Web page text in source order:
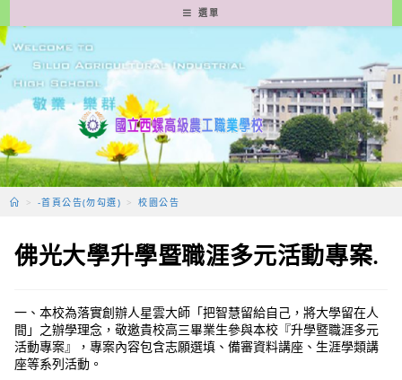
轉
至
要
容
選單
> -首頁公告(勿勾選) > 校園公告
佛光大學升學暨職涯多元活動專案.
一、本校為落實創辦人星雲大師「把智慧留給自己，將大學留在人
間」之辦學理念，敬邀貴校高三畢業生參與本校『升學暨職涯多元
活動專案』，專案內容包含志願選填、備審資料講座、生涯學類講
座等系列活動。